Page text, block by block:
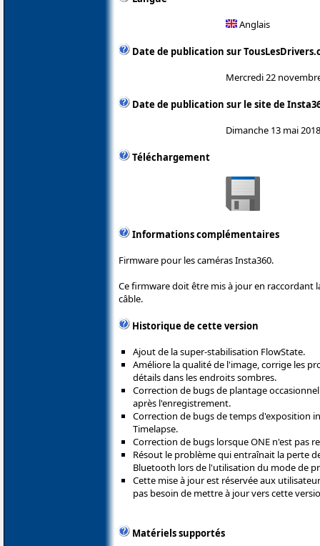
Anglais
Date de publication sur
Mercredi 22
Date de publication sur le site de
Dimanche 13 mai 2018
Téléchargement
Informations complémentaires
Firmware pour les caméras Insta360.
Ce firmware doit être mis à jour en raccordant
câble.
Historique de cette version
Ajout de la super-stabilisation FlowState.
Améliore la qualité de l'image, corrige les
détails dans les endroits sombres.
Correction de bugs de plantage
après l'enregistrement.
Correction de bugs de temps d'exposition
Timelapse.
Correction de bugs lorsque ONE n'est pas
Résout le problème qui entraînait la perte
Bluetooth lors de l'utilisation du mode de
Cette mise à jour est réservée aux
pas besoin de mettre à jour vers cette
Matériels supportés